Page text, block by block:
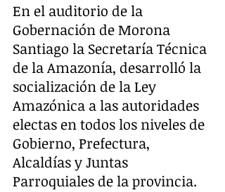
En el auditorio de la
Gobernación de Morona
Santiago la Secretaría Técnica
de la Amazonía, desarrolló la
socialización de la Ley
Amazónica a las autoridades
electas en todos los niveles de
Gobierno, Prefectura,
Alcaldías y Juntas
Parroquiales de la provincia.